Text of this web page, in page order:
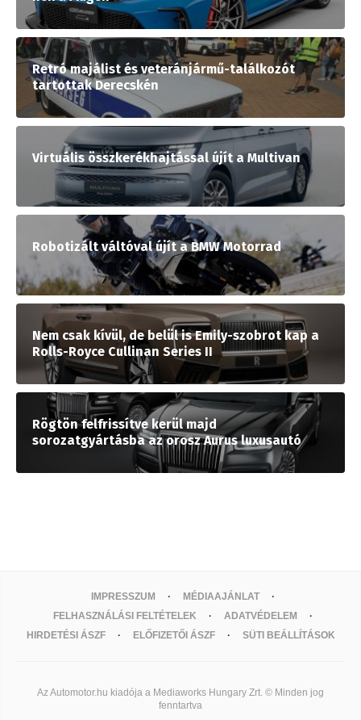
Retró majálist és veteránjármű-találkozót
tartottak Derecskén
Virtuális összkerékhajtással újít a Multivan
Robotizált váltóval újít a BMW Motorrad
Nem csak kívül, de belül is Emily-szobrot kap a
Rolls-Royce Cullinan Series II
Rögtön felfrissítve kerül majd
sorozatgyártásba az orosz Aurus luxusautó
IMPRESSZUM
MÉDIAAJÁNLAT
FELHASZNÁLÁSI FELTÉTELEK
ADATVÉDELEM
HIRDETÉSI ÁSZF
ELŐFIZETŐI ÁSZF SÜTI BEÁLLÍTÁSOK
Az Automotor.hu kiadója a Mediaworks Hungary Zrt. © Minden jog
fenntartva